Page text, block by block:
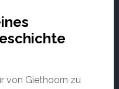
von Giethoorn zu